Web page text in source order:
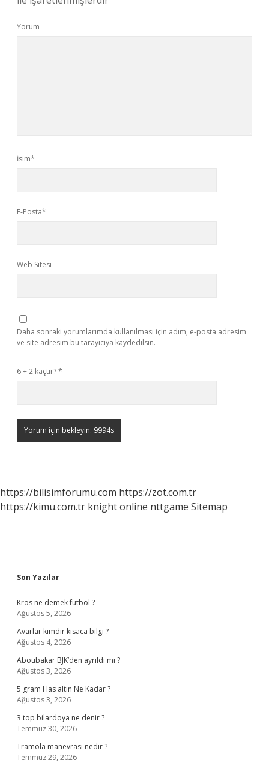
Yorum
İsim*
E-Posta*
Web Sitesi
Daha sonraki yorumlarımda kullanılması için adım, e-posta adresim
ve site adresim bu tarayıcıya kaydedilsin.
6 + 2 kaçtır?*
https://bilisimforumu.com https://zot.com.tr
https://kimu.com.tr knight online nttgame Sitemap
Sidebar
Son Yazılar
Kros ne demek futbol ?
Ağustos 5, 2026
Avarlar kimdir kısaca bilgi ?
Ağustos 4, 2026
Aboubakar BJK’den ayrıldı mı ?
Ağustos 3, 2026
5 gram Has altın Ne Kadar ?
Ağustos 3, 2026
3 top bilardoya ne denir ?
Temmuz 30, 2026
Tramola manevrası nedir ?
Temmuz 29, 2026